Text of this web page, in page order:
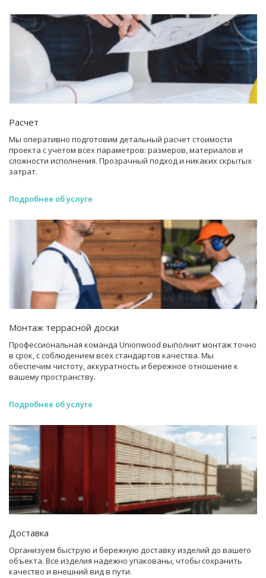
Расчет
Мы оперативно подготовим детальный расчет стоимости
проекта с учетом всех параметров: размеров, материалов и
сложности исполнения. Прозрачный подход и никаких скрытых
затрат.
Подробнее об услуге
Монтаж террасной доски
Профессиональная команда Unionwood выполнит монтаж точно
в срок, с соблюдением всех стандартов качества. Мы
обеспечим чистоту, аккуратность и бережное отношение к
вашему пространству.
Подробнее об услуге
Доставка
Организуем быструю и бережную доставку изделий до вашего
объекта. Все изделия надежно упакованы, чтобы сохранить
качество и внешний вид в пути.